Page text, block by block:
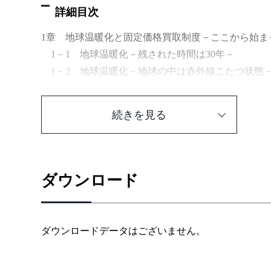
詳細目次
1章 地球温暖化と固定価格買取制度－ここから始ま
1－1 地球温暖化－残された時間は30年－
1－2 地球温暖化－地球の中は赤外線こたつ状態－
1－5 太陽光は20年－固定価格買取制度－
1－8 目が離せない－固定価格買取制度の運用見
1－9 まだまだあるぞ－固定価格買取制度の運用
1－10 空押さえは許さない－固定価格買取制度
続きを見る
ダウンロード
ダウンロードデータはございません。